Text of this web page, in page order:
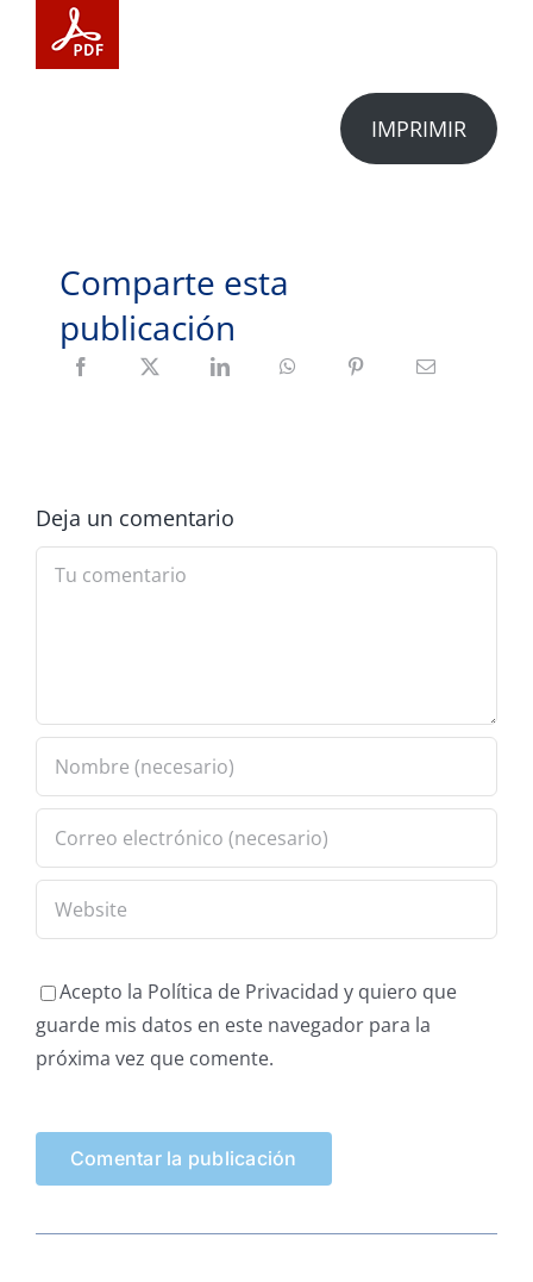
IMPRIMIR
Comparte esta
publicación
Deja un comentario
Comment
Acepto la Política de Privacidad y quiero que
guarde mis datos en este navegador para la
próxima vez que comente.